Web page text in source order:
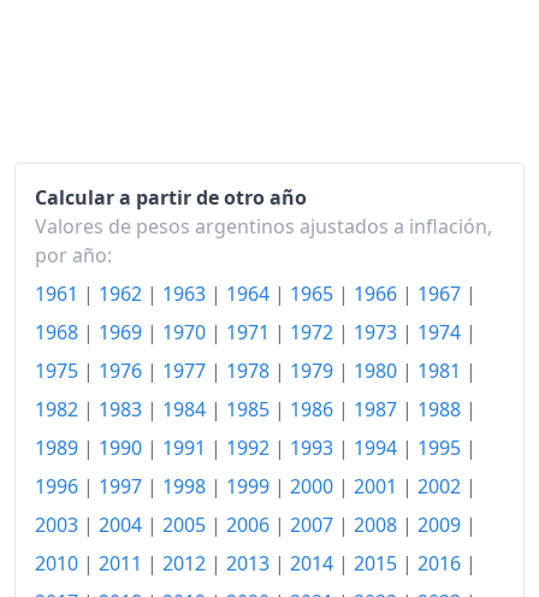
Calcular a partir de otro año
Valores de pesos argentinos ajustados a inflación,
por año:
1961 | 1962 | 1963 | 1964 | 1965 | 1966 | 1967 |
1968 | 1969 | 1970 | 1971 | 1972 | 1973 | 1974 |
1975 | 1976 | 1977 | 1978 | 1979 | 1980 | 1981 |
1982 | 1983 | 1984 | 1985 | 1986 | 1987 | 1988 |
1989 | 1990 | 1991 | 1992 | 1993 | 1994 | 1995 |
1996 | 1997 | 1998 | 1999 | 2000 | 2001 | 2002 |
2003 | 2004 | 2005 | 2006 | 2007 | 2008 | 2009 |
2010 | 2011 | 2012 | 2013 | 2014 | 2015 | 2016 |